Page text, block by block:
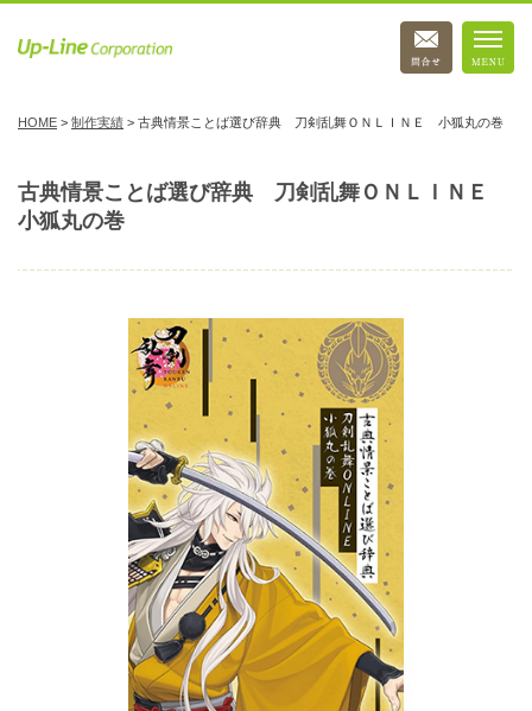
HOME > 制作実績 > 古典情景ことば選び辞典 刀剣乱舞ＯＮＬＩＮＥ 小狐丸の巻
古典情景ことば選び辞典 刀剣乱舞ＯＮＬＩＮＥ
小狐丸の巻